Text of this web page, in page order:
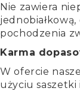
Nie zawiera
pochodzenia
Karma
W ofercie
użyciu